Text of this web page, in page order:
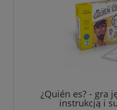
¿Quién es? - gra
instrukcją i